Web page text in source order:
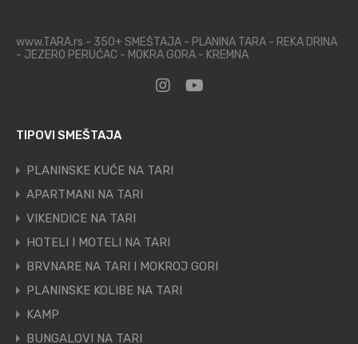
www.TARA.rs - 350+ SMEŠTAJA - PLANINA TARA - REKA DRINA
- JEZERO PERUĆAC - MOKRA GORA - KREMNA
TIPOVI SMEŠTAJA
PLANINSKE KUĆE NA TARI
APARTMANI NA TARI
VIKENDICE NA TARI
HOTELI I MOTELI NA TARI
BRVNARE NA TARI I MOKROJ GORI
PLANINSKE KOLIBE NA TARI
KAMP
BUNGALOVI NA TARI